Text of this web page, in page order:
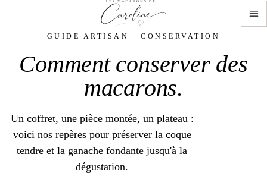
GUIDE ARTISAN · CONSERVATION
Comment conserver des
macarons.
Un coffret, une pièce montée, un plateau :
voici nos repères pour préserver la coque
tendre et la ganache fondante jusqu'à la
dégustation.